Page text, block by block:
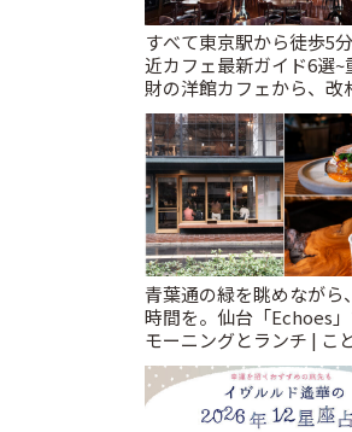
すべて東京駅から徒歩5
近カフェ最新ガイド6選~
財の洋館カフェから、改
レトロ喫茶まで~ | こと
青葉通の緑を眺めながら
時間を。仙台「Echoes
モーニングとランチ | こ